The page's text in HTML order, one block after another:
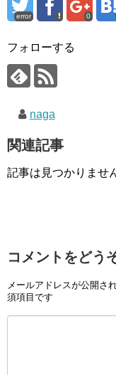
error 0
フォローする
naga
関連記事
記事は見つかりませ
コメントをどう
メールアドレスが公開さ
須項目です